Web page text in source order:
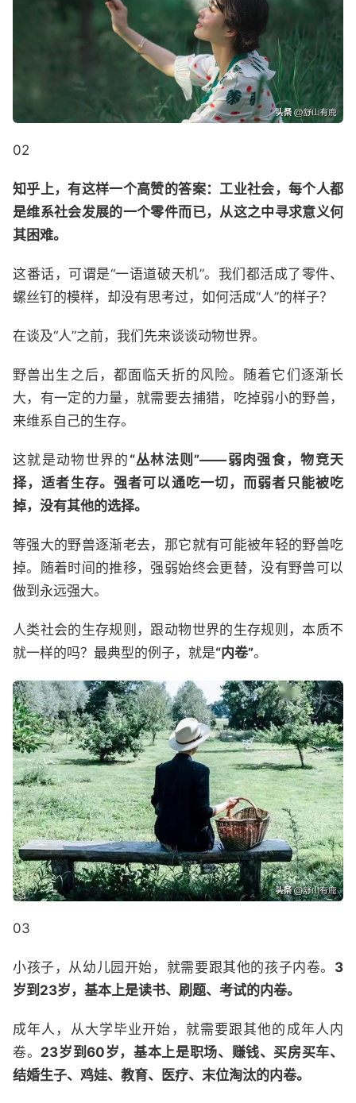
02
知乎上，有这样一个高赞的答案：工业社会，每个人都
是维系社会发展的一个零件而已，从这之中寻求意义何
其困难。
这番话，可谓是“一语道破天机”。我们都活成了零件、
螺丝钉的模样，却没有思考过，如何活成“人”的样子？
在谈及“人”之前，我们先来谈谈动物世界。
野兽出生之后，都面临夭折的风险。随着它们逐渐长
大，有一定的力量，就需要去捕猎，吃掉弱小的野兽，
来维系自己的生存。
这就是动物世界的 “丛林法则”——弱肉强食，物竞天
择，适者生存。强者可以通吃一切，而弱者只能被吃
掉，没有其他的选择。
等强大的野兽逐渐老去，那它就有可能被年轻的野兽吃
掉。随着时间的推移，强弱始终会更替，没有野兽可以
做到永远强大。
人类社会的生存规则，跟动物世界的生存规则，本质不
就一样的吗？最典型的例子，就是“内卷”。
03
小孩子，从幼儿园开始，就需要跟其他的孩子内卷。 3
岁到23岁，基本上是读书、刷题、考试的内卷。
成年人，从大学毕业开始，就需要跟其他的成年人内
卷。 23岁到60岁，基本上是职场、赚钱、买房买车、
结婚生子、鸡娃、教育、医疗、末位淘汰的内卷。